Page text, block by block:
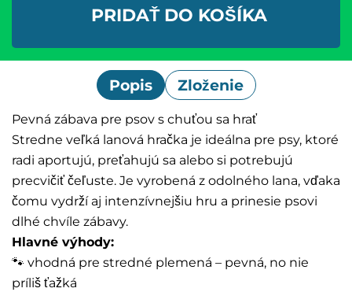
PRIDAŤ DO KOŠÍKA
Popis Zloženie
Pevná zábava pre psov s chuťou sa hrať
Stredne veľká lanová hračka je ideálna pre psy, ktoré
radi aportujú, preťahujú sa alebo si potrebujú
precvičiť čeľuste. Je vyrobená z odolného lana, vďaka
čomu vydrží aj intenzívnejšiu hru a prinesie psovi
dlhé chvíle zábavy.
Hlavné výhody:
🐾 vhodná pre stredné plemená – pevná, no nie
príliš ťažká